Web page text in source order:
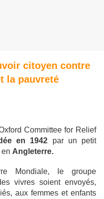
citoyen contre
la pauvreté
Committee for Relief
en 1942 par un petit
Angleterre.
Mondiale, le groupe
vivres soient envoyés,
aux femmes et enfants